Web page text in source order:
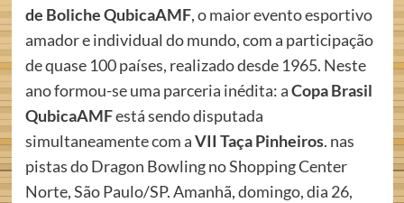
de Boliche QubicaAMF, o maior evento esportivo
amador e individual do mundo, com a participação
de quase 100 países, realizado desde 1965. Neste
ano formou-se uma parceria inédita: aCopa Brasil
QubicaAMFestá sendo disputada
simultaneamente com aVII Taça Pinheiros. nas
pistas do Dragon Bowling no Shopping Center
Norte, São Paulo/SP. Amanhã, domingo, dia 26,